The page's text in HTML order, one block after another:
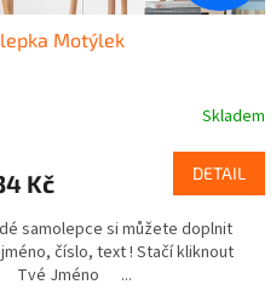
Motýlek
Skladem
Kč DETAIL
samolepce si můžete doplnit
číslo, text ! Stačí kliknout
Tvé Jméno ...